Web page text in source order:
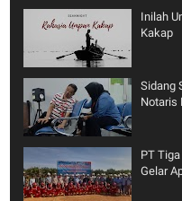
Inilah
Kakap
Sidang
Notaris
PT
Gelar